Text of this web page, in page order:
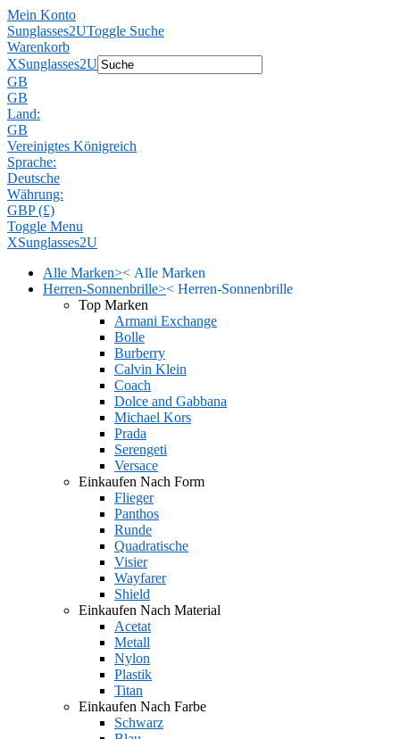
Mein Konto
Sunglasses2UToggle Suche
Warenkorb
XSunglasses2U
GB
GB
Land:
GB
Vereinigtes Königreich
Sprache:
Deutsche
Währung:
GBP (£)
Toggle Menu
XSunglasses2U
Alle Marken>< Alle Marken
Herren-Sonnenbrille>< Herren-Sonnenbrille
Top Marken
Armani Exchange
Bolle
Burberry
Calvin Klein
Coach
Dolce and Gabbana
Michael Kors
Prada
Serengeti
Versace
Einkaufen Nach Form
Flieger
Panthos
Runde
Quadratische
Visier
Wayfarer
Shield
Einkaufen Nach Material
Acetat
Metall
Nylon
Plastik
Titan
Einkaufen Nach Farbe
Schwarz